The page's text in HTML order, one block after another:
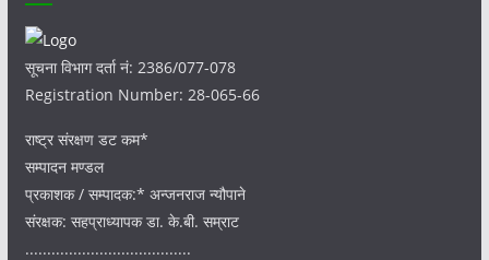
सूचना विभाग दर्ता नं: 2386/077-078
Registration Number: 28-065-66
राष्ट्र संरक्षण डट कम*
सम्पादन मण्डल
प्रकाशक / सम्पादक:* अन्जनराज न्यौपाने
संरक्षक: सहप्राध्यापक डा. के.बी. सम्राट
......................................